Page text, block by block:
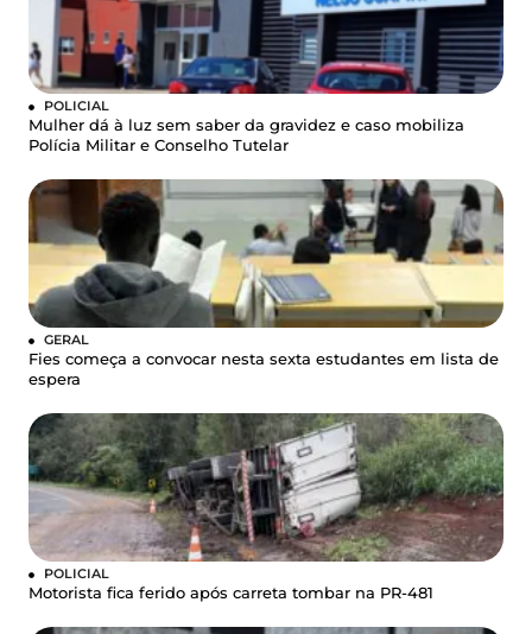
POLICIAL
Mulher dá à luz sem saber da gravidez e caso mobiliza
Polícia Militar e Conselho Tutelar
GERAL
Fies começa a convocar nesta sexta estudantes em lista de
espera
POLICIAL
Motorista fica ferido após carreta tombar na PR-481